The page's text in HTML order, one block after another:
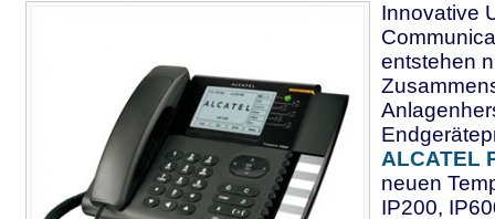
Innovative
entstehen
ALCATEL
neuen
IP200,